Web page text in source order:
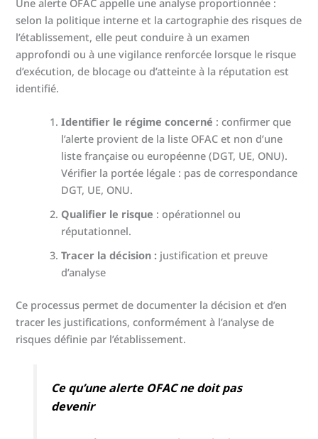
selon la politique interne et la cartographie des risques de
l’établissement, elle peut conduire à un examen
approfondi ou à une vigilance renforcée lorsque le risque
d’exécution, de blocage ou d’atteinte à la réputation est
identifié.
Identifier le régime concerné : confirmer que
l’alerte provient de la liste OFAC et non d’une
liste française ou européenne (DGT, UE, ONU).
Vérifier la portée légale : pas de correspondance
DGT, UE, ONU.
Qualifier le risque : opérationnel ou
réputationnel.
Tracer la décision : justification et preuve
d’analyse
Ce processus permet de documenter la décision et d’en
tracer les justifications, conformément à l’analyse de
risques définie par l’établissement.
Ce qu’une alerte OFAC ne doit pas
devenir